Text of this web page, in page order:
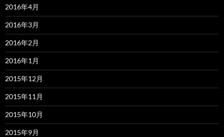
2016年4月
2016年3月
2016年2月
2016年1月
2015年12月
2015年11月
2015年10月
2015年9月